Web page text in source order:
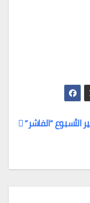
الأسبوع “الفاشر”